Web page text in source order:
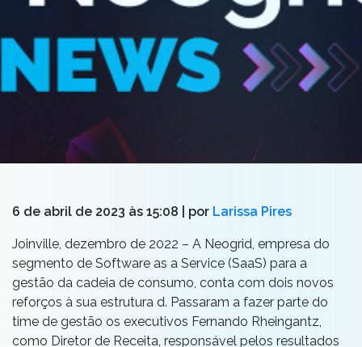
6 de abril de 2023 às 15:08 | por Larissa Pires
Joinville, dezembro de 2022 – A Neogrid, empresa do
segmento de Software as a Service (SaaS) para a
gestão da cadeia de consumo, conta com dois novos
reforços à sua estrutura d. Passaram a fazer parte do
time de gestão os executivos Fernando Rheingantz,
como Diretor de Receita, responsável pelos resultados